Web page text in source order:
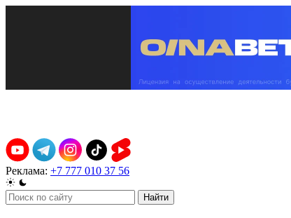
Реклама: +7 777 010 37 56
Найти